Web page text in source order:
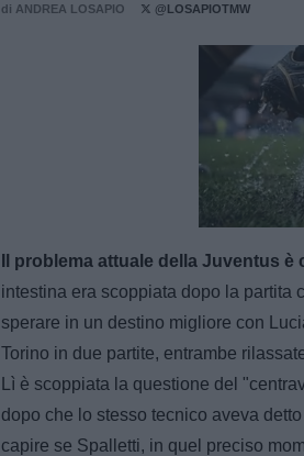
di ANDREA LOSAPIO @LOSAPIOTMW
Unmute
Il problema attuale della Juventus
intestina era scoppiata dopo la partita
sperare in un destino migliore con
Torino in due partite, entrambe
Lì è scoppiata la questione del
dopo che lo stesso tecnico aveva
capire se Spalletti, in quel preciso